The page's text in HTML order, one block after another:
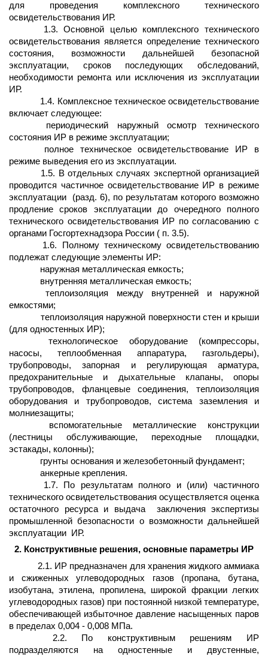
для проведения комплексного технического
освидетельствования ИР.
1.3. Основной целью комплексного технического
освидетельствования является определение технического
состояния, возможности дальнейшей безопасной
эксплуатации, сроков последующих обследований,
необходимости ремонта или исключения из эксплуатации
ИР.
1.4. Комплексное техническое освидетельствование
включает следующее:
периодический наружный осмотр технического
состояния ИР в режиме эксплуатации;
полное техническое освидетельствование ИР в
режиме выведения его из эксплуатации.
1.5. В отдельных случаях экспертной организацией
проводится частичное освидетельствование ИР в режиме
эксплуатации
(разд. 6), по результатам которого возможно
продление сроков эксплуатации до очередного полного
технического освидетельствования ИР по согласованию с
органами Госгортехнадзора России ( п. 3.5).
1.6. Полному техническому освидетельствованию
подлежат следующие элементы ИР:
наружная металлическая емкость;
внутренняя металлическая емкость;
теплоизоляция между внутренней и наружной
емкостями;
теплоизоляция наружной поверхности стен и крыши
(для одностенных ИР);
технологическое оборудование (компрессоры,
насосы, теплообменная аппаратура, газгольдеры),
трубопроводы, запорная и регулирующая арматура,
предохранительные и дыхательные клапаны, опоры
трубопроводов, фланцевые соединения, теплоизоляция
оборудования и трубопроводов, система заземления и
молниезащиты;
вспомогательные металлические конструкции
(лестницы обслуживающие, переходные площадки,
эстакады, колонны);
грунты основания и железобетонный фундамент;
анкерные крепления.
1.7. По результатам полного и (или) частичного
технического освидетельствования осуществляется оценка
остаточного ресурса и выдача
заключения экспертизы
промышленной безопасности о возможности дальнейшей
эксплуатации
ИР.
2. Конструктивные решения, основные параметры ИР
2.1. ИР предназначен для хранения жидкого аммиака
и сжиженных углеводородных газов (пропана, бутана,
изобутана, этилена, пропилена, широкой фракции легких
углеводородных газов) при постоянной низкой температуре,
обеспечивающей избыточное давление насыщенных паров
в пределах 0,004 - 0,008 МПа.
2.2. По конструктивным решениям ИР
подразделяются на одностенные и двустенные,